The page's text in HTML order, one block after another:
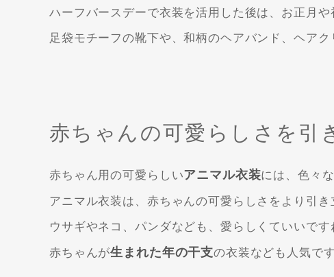
ハーフバースデーで衣装を活用した後は、お正月や
足袋モチーフの靴下や、和柄のヘアバンド、ヘア
赤ちゃんの可愛らしさを引
赤ちゃん用の可愛らしいアニマル衣装には、色々
アニマル衣装は、赤ちゃんの可愛らしさをより引き
ウサギやネコ、パンダなども、愛らしくていいです
赤ちゃんが生まれた年の干支の衣装なども人気です